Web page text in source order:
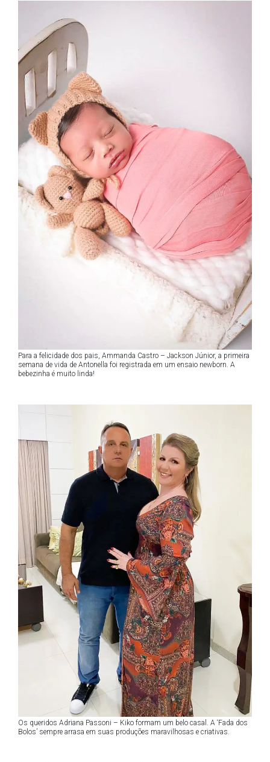
Para a felicidade dos pais, Ammanda Castro – Jackson Júnior, a primeira
semana de vida de Antonella foi registrada em um ensaio newborn. A
bebezinha é muito linda!
Os queridos Adriana Passoni – Kiko formam um belo casal. A ‘Fada dos
Bolos’ sempre arrasa em suas produções maravilhosas e criativas.